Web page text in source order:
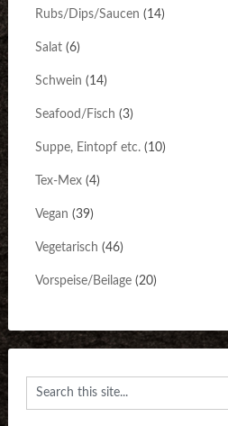
Rubs/Dips/Saucen (14)
Salat(6)
Schwein (14)
Seafood/Fisch (3)
Suppe, Eintopf etc.(10)
Tex-Mex(4)
Vegan (39)
Vegetarisch (46)
Vorspeise/Beilage(20)